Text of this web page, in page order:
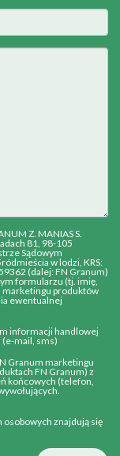
Z. MANIAS S.
81, 98-105
Sądowym
w lodzi, KRS:
(dalej: FN Granum)
formularzu (tj. imię,
marketingu produktów
ewentualnej
informacji handlowej
mail, sms)
Granum marketingu
FN Granum) z
końcowych (telefon,
znajdują się